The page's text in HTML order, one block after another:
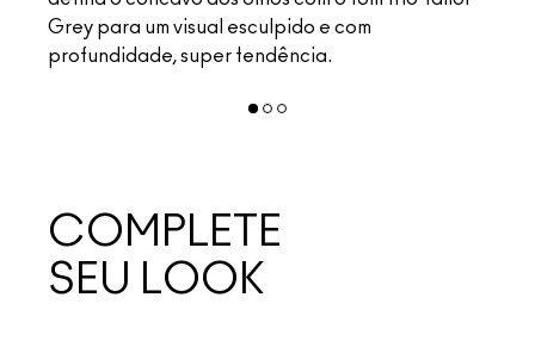
Grey para um visual esculpido e com
profundidade, super tendência.
COMPLETE
SEU LOOK